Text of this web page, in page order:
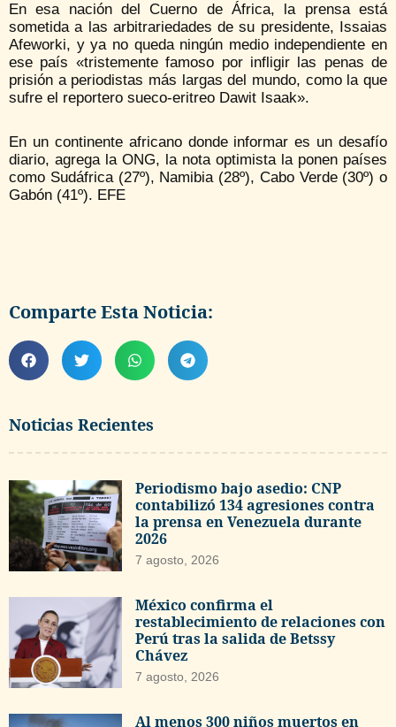
Noticias Recientes
Periodismo bajo asedio: CNP
contabilizó 134 agresiones contra
la prensa en Venezuela durante
2026
7 agosto, 2026
México confirma el
restablecimiento de relaciones con
Perú tras la salida de Betssy
Chávez
7 agosto, 2026
Al menos 300 niños muertos en
En esa nación del Cuerno de África, la prensa está
sometida a las arbitrariedades de su presidente, Issaias
Afeworki, y ya no queda ningún medio independiente en
ese país «tristemente famoso por infligir las penas de
prisión a periodistas más largas del mundo, como la que
sufre el reportero sueco-eritreo Dawit Isaak».
En un continente africano donde informar es un desafío
diario, agrega la ONG, la nota optimista la ponen países
como Sudáfrica (27º), Namibia (28º), Cabo Verde (30º) o
Gabón (41º). EFE
Comparte Esta Noticia: